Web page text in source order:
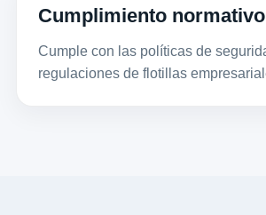
Cumplimiento normativo
Cumple con las políticas de
regulaciones de flotillas